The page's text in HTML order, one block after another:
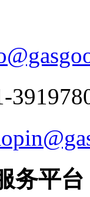
务平台